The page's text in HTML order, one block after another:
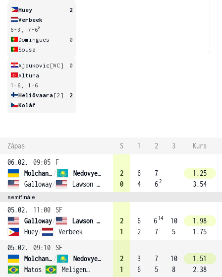
Huey
2
Verbeek
6-3, 7-68
Domingues
0
Sousa
Ajdukovic [WC]
0
Altuna
1-6, 1-6
Heliövaara[2]
2
Kolář
Zápas S 1 2 3
Kurs
06.02.
09:05
F
Molchanov /
Nedovyesov (3)
Galloway/ Lawson (4)
2
0
6
4
7
62
1.25
3.54
semifinále
05.02. 11:00
SF
Galloway/
Lawson (4)
Huey/ Verbeek
2
1
6
2
6 14
7
10
5
1.98
1.75
05.02.
09:10
SF
Molchanov /
Nedovyesov (3)
Matos/ Meligeni Rodrigues Alves
2
1
3
6
7
5
10
8
1.51
2.38